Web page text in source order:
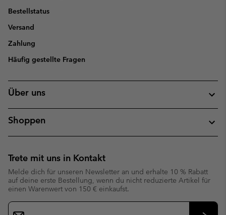
Bestellstatus
Versand
Zahlung
Häufig gestellte Fragen
Über uns
Shoppen
Trete mit uns in Kontakt
Melde dich für unseren Newsletter an und erhalte 10 % Rabatt
auf deine erste Bestellung, wenn du nicht reduzierte Artikel für
einen Warenwert von 150 € einkaufst.
Newsletter-